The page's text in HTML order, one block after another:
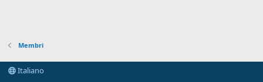
Membri
Italiano